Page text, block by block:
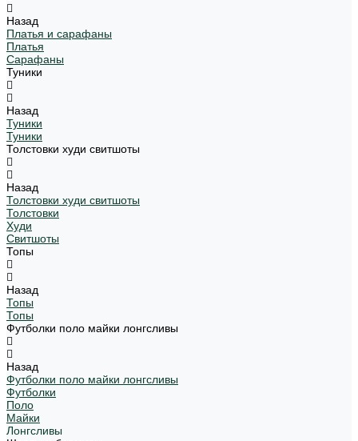
Назад
Платья и сарафаны
Платья
Сарафаны
Туники
Назад
Туники
Туники
Толстовки худи свитшоты
Назад
Толстовки худи свитшоты
Толстовки
Худи
Свитшоты
Топы
Назад
Топы
Топы
Футболки поло майки лонгсливы
Назад
Футболки поло майки лонгсливы
Футболки
Поло
Майки
Лонгсливы